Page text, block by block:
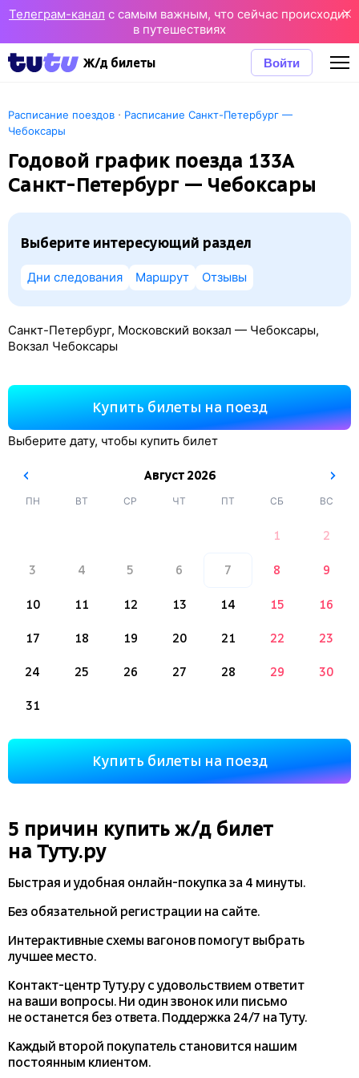
Телеграм-канал с самым важным, что сейчас происходит
в путешествиях
Ж/д билеты Войти
Расписание поездов · Расписание Санкт-Петербург —
Чебоксары
Годовой график поезда 133А
Санкт-Петербург — Чебоксары
Выберите интересующий раздел
Дни следования Маршрут Отзывы
Санкт-Петербург, Московский вокзал — Чебоксары,
Вокзал Чебоксары
Купить билеты на поезд
Выберите дату, чтобы купить билет
Август2026
ПН ВТ СР ЧТ ПТ СБ ВС
1 2
3 4 5 6 7 8 9
10 11 12 13 14 15 16
17 18 19 20 21 22 23
24 25 26 27 28 29 30
31
Купить билеты на поезд
5 причин купить ж/д билет
на Туту.ру
Быстрая и удобная онлайн-покупказа 4 минуты.
Без обязательной регистрации на сайте.
Интерактивные схемы вагонов помогут выбрать
лучшее место.
Контакт-центр Туту.ру с удовольствием ответит
на ваши вопросы. Ни один звонок или письмо
не останется без ответа. Поддержка 24/7 на Туту.
Каждый второй покупатель становится нашим
постоянным клиентом.